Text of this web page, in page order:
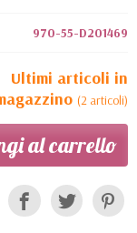
970-55-D201469
Ultimi articoli in
(2 articoli)
al carrello